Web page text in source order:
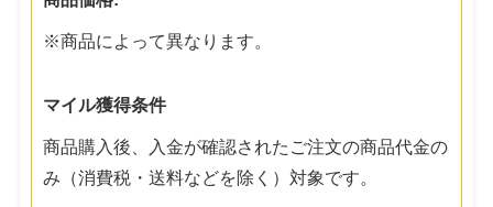
※商品によって異なります。
マイル獲得条件
商品購入後、入金が確認されたご注文の商品代金の
み（消費税・送料などを除く）対象です。